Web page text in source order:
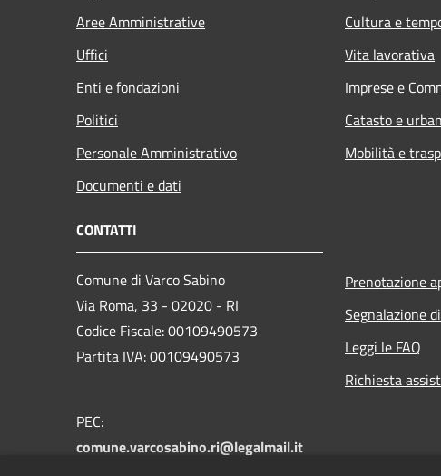
Aree Amministrative
Uffici
Enti e fondazioni
Politici
Personale Amministrativo
Documenti e dati
Cultura e
Vita lavorativa
Imprese e
Catasto e
Mobilità e
CONTATTI
Comune di Varco Sabino
Via Roma, 33 - 02020 - RI
Codice Fiscale: 00109490573
Partita IVA: 00109490573
PEC:
comune.varcosabino.ri@legalmail.it
Prenotazione
Segnalazione
Leggi le FAQ
Richiesta